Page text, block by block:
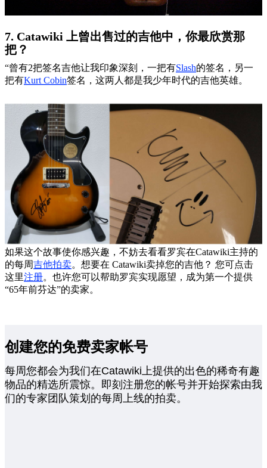
7. Catawiki 上曾出售过的吉他中，你最欣赏那
把？
“曾有2把签名吉他让我印象深刻，一把有Slash的签名，另一
把有Kurt Cobin签名，这两人都是我少年时代的吉他英雄。
如果这个故事使你感兴趣，不妨去看看罗宾在Catawiki主持的
的每周吉他拍卖。想要在 Catawiki卖掉您的吉他？ 您可点击
这里注册。也许您可以帮助罗宾实现愿望，成为第一个提供
“65年前芬达”的卖家。
创建您的免费卖家帐号
每周您都会为我们在Catawiki上提供的出色的稀奇有趣
物品的精选所震惊。即刻注册您的帐号并开始探索由我
们的专家团队策划的每周上线的拍卖。